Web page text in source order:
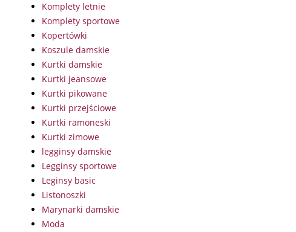
Komplety letnie
Komplety sportowe
Kopertówki
Koszule damskie
Kurtki damskie
Kurtki jeansowe
Kurtki pikowane
Kurtki przejściowe
Kurtki ramoneski
Kurtki zimowe
legginsy damskie
Legginsy sportowe
Leginsy basic
Listonoszki
Marynarki damskie
Moda